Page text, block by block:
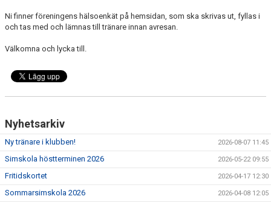
Ni finner föreningens hälsoenkät på hemsidan, som ska skrivas ut, fyllas i
och tas med och lämnas till tränare innan avresan.
Välkomna och lycka till.
Nyhetsarkiv
Ny tränare i klubben! 2026-08-07 11:45
Simskola höstterminen 2026 2026-05-22 09:55
Fritidskortet 2026-04-17 12:30
Sommarsimskola 2026 2026-04-08 12:05